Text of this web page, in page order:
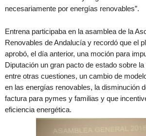
necesariamente por energías renovables”.
Entrena participaba en la asamblea de la
Renovables de Andalucía y recordó que el
aprobó, el día anterior, una moción para
Diputación un gran pacto de estado sobre
entre otras cuestiones, un cambio de
en las energías renovables, la disminución
factura para pymes y familias y que
eficiencia energética.